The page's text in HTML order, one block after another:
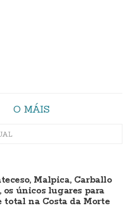
O MÁIS
Malpica, Carballo
os únicos lugares para
total na Costa da Morte